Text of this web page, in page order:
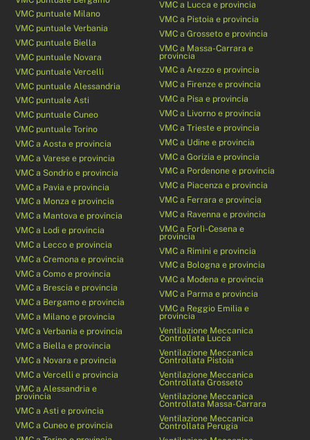
VMC puntuale Milano
VMC puntuale Verbania
VMC puntuale Biella
VMC puntuale Novara
VMC puntuale Vercelli
VMC puntuale Alessandria
VMC puntuale Asti
VMC puntuale Cuneo
VMC puntuale Torino
VMC a Aosta e provincia
VMC a Varese e provincia
VMC a Sondrio e provincia
VMC a Pavia e provincia
VMC a Monza e provincia
VMC a Mantova e provincia
VMC a Lodi e provincia
VMC a Lecco e provincia
VMC a Cremona e provincia
VMC a Como e provincia
VMC a Brescia e provincia
VMC a Bergamo e provincia
VMC a Milano e provincia
VMC a Verbania e provincia
VMC a Biella e provincia
VMC a Novara e provincia
VMC a Vercelli e provincia
VMC a Alessandria e
provincia
VMC a Asti e provincia
VMC a Cuneo e provincia
VMC a Lucca e provincia
VMC a Pistoia e provincia
VMC a Grosseto e provincia
VMC a Massa-Carrara e
provincia
VMC a Arezzo e provincia
VMC a Firenze e provincia
VMC a Pisa e provincia
VMC a Livorno e provincia
VMC a Trieste e provincia
VMC a Udine e provincia
VMC a Gorizia e provincia
VMC a Pordenone e provincia
VMC a Piacenza e provincia
VMC a Ferrara e provincia
VMC a Ravenna e provincia
VMC a Forlì-Cesena e
provincia
VMC a Rimini e provincia
VMC a Bologna e provincia
VMC a Modena e provincia
VMC a Parma e provincia
VMC a Reggio Emilia e
provincia
Ventilazione Meccanica
Controllata Lucca
Ventilazione Meccanica
Controllata Pistoia
Ventilazione Meccanica
Controllata Grosseto
Ventilazione Meccanica
Controllata Massa-Carrara
Ventilazione Meccanica
Controllata Perugia